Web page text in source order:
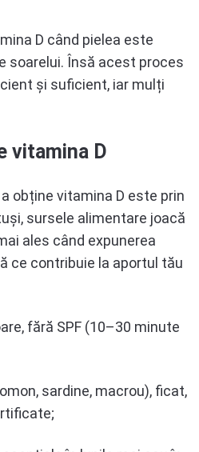
D când pielea este
soarelui. Însă acest proces
și suficient, iar mulți
vitamina D
obține vitamina D este prin
sursele alimentare joacă
ales când expunerea
ce contribuie la aportul tău
fără SPF (10–30 minute
sardine, macrou), ficat,